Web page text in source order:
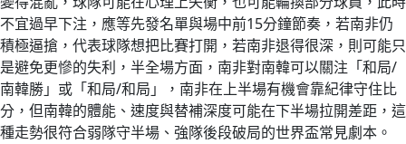
不宜過早下注，應等先發名單與場中前15分鐘節奏，若南非仍
積極逼搶，代表球隊想把比賽打開，若南非退得很深，則可能只
是避免更慘的失利，半全場方面，南非對南韓可以關注「和局/
南韓勝」或「和局/和局」，南非在上半場有機會靠紀律守住比
分，但南韓的體能、速度與替補深度可能在下半場拉開差距，這
種走勢很符合弱隊守半場、強隊後段破局的世界盃常見劇本。